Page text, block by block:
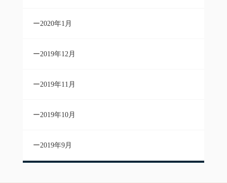
2020年1月
2019年12月
2019年11月
2019年10月
2019年9月